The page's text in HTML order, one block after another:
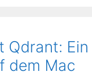
Qdrant:
dem Mac